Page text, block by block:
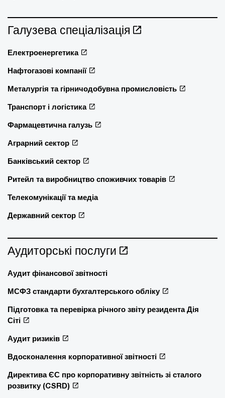
Галузева спеціалізація
Електроенергетика
Нафтогазові компанії
Металургія та гірничодобувна промисловість
Транспорт і логістика
Фармацевтична галузь
Аграрний сектор
Банківський сектор
Ритейл та виробництво споживчих товарів
Телекомунікації та медіа
Державний сектор
Аудиторські послуги
Аудит фінансової звітності
МСФЗ стандарти бухгалтерського обліку
Підготовка та перевірка річного звіту резидента Дія
Сіті
Аудит ризиків
Вдосконалення корпоративної звітності
Директива ЄС про корпоративну звітність зі сталого
розвитку (CSRD)